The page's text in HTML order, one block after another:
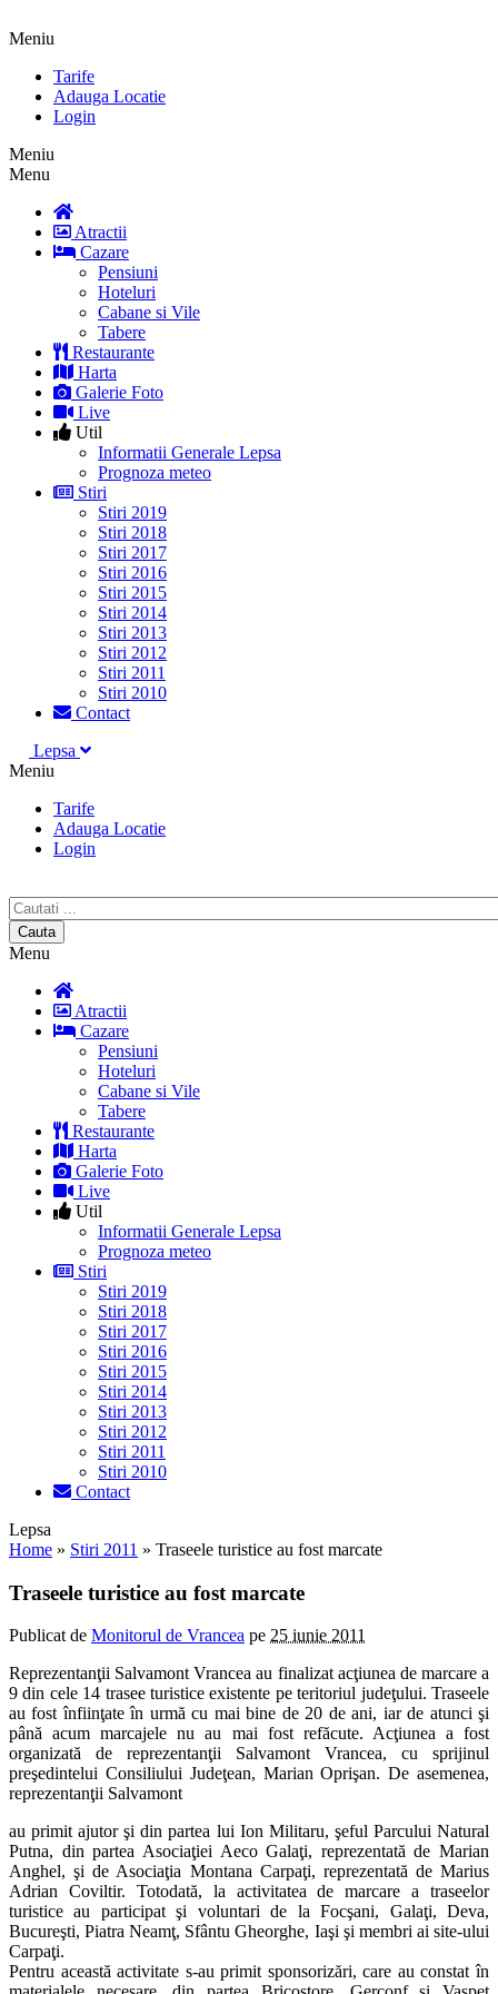
Meniu
Tarife
Adauga Locatie
Login
Meniu
Menu
Atractii
Cazare
Pensiuni
Hoteluri
Cabane si Vile
Tabere
Restaurante
Harta
Galerie Foto
Live
Util
Informatii Generale Lepsa
Prognoza meteo
Stiri
Stiri 2019
Stiri 2018
Stiri 2017
Stiri 2016
Stiri 2015
Stiri 2014
Stiri 2013
Stiri 2012
Stiri 2011
Stiri 2010
Contact
Lepsa
Meniu
Tarife
Adauga Locatie
Login
Menu
Atractii
Cazare
Pensiuni
Hoteluri
Cabane si Vile
Tabere
Restaurante
Harta
Galerie Foto
Live
Util
Informatii Generale Lepsa
Prognoza meteo
Stiri
Stiri 2019
Stiri 2018
Stiri 2017
Stiri 2016
Stiri 2015
Stiri 2014
Stiri 2013
Stiri 2012
Stiri 2011
Stiri 2010
Contact
Lepsa
Home » Stiri 2011 » Traseele turistice au fost marcate
Traseele turistice au fost marcate
Publicat de Monitorul de Vrancea pe 25 iunie 2011
Reprezentanţii Salvamont Vrancea au finalizat acţiunea de marcare a
9 din cele 14 trasee turistice existente pe teritoriul judeţului. Traseele
au fost înfiinţate în urmă cu mai bine de 20 de ani, iar de atunci şi
până acum marcajele nu au mai fost refăcute. Acţiunea a fost
organizată de reprezentanţii Salvamont Vrancea, cu sprijinul
preşedintelui Consiliului Judeţean, Marian Oprişan. De asemenea,
reprezentanţii Salvamont
au primit ajutor şi din partea lui Ion Militaru, şeful Parcului Natural
Putna, din partea Asociaţiei Aeco Galaţi, reprezentată de Marian
Anghel, şi de Asociaţia Montana Carpaţi, reprezentată de Marius
Adrian Coviltir. Totodată, la activitatea de marcare a traseelor
turistice au participat şi voluntari de la Focşani, Galaţi, Deva,
Bucureşti, Piatra Neamţ, Sfântu Gheorghe, Iaşi şi membri ai site-ului
Carpaţi.
Pentru această activitate s-au primit sponsorizări, care au constat în